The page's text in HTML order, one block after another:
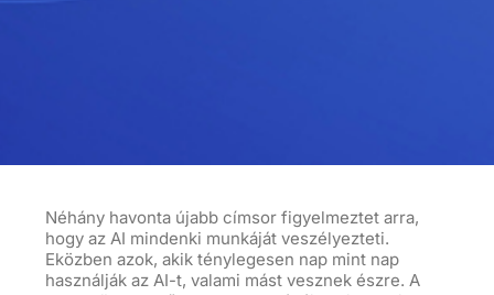
Néhány havonta újabb címsor figyelmeztet arra,
hogy az AI mindenki munkáját veszélyezteti.
Eközben azok, akik ténylegesen nap mint nap
használják azAI-t, valami mást vesznek észre. A